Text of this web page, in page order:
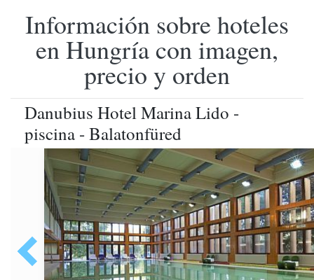
Información sobre hoteles
en Hungría con imagen,
precio y orden
Danubius Hotel Marina Lido -
piscina - Balatonfüred